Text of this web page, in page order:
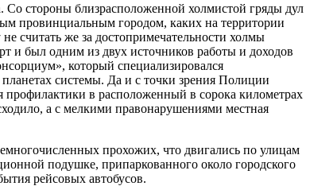
Со стороны близрасположенной холмистой гряды дул
провинциальным городом, каких на территории
считать же за достопримечательности холмы
и был одним из двух источников работы и доходов
который специализировался
системы. Да и с точки зрения Полиции
профилактики в расположенный в сорока километрах
а с мелкими правонарушениями местная
прохожих, что двигались по улицам
подушке, припаркованного около городского
рейсовых автобусов.